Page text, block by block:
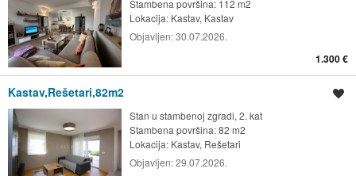
Stambena površina: 112 m2
Lokacija: Kastav, Kastav
Objavljen:30.07.2026.
1.300 €
Kastav,Rešetari,82m2
Stan u stambenoj zgradi, 2. kat
Stambena površina: 82 m2
Lokacija: Kastav, Rešetari
Objavljen:29.07.2026.